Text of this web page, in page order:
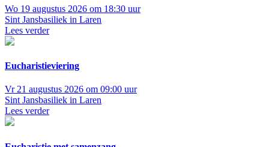
Wo 19 augustus 2026 om 18:30 uur
Sint Jansbasiliek in Laren
Lees verder
Eucharistieviering
Vr 21 augustus 2026 om 09:00 uur
Sint Jansbasiliek in Laren
Lees verder